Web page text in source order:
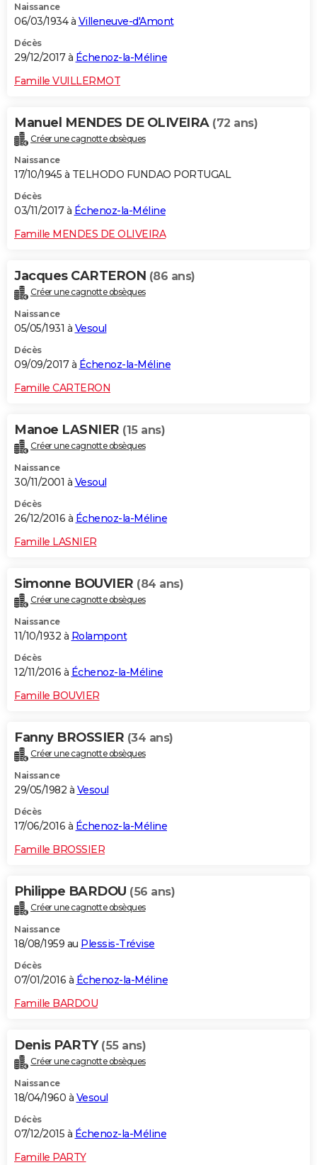
Naissance
06/03/1934 à Villeneuve-d'Amont
Décès
29/12/2017 à Échenoz-la-Méline
Famille VUILLERMOT
Manuel MENDES DE OLIVEIRA (72 ans)
Créer une cagnotte obsèques
Naissance
17/10/1945 à TELHODO FUNDAO PORTUGAL
Décès
03/11/2017 à Échenoz-la-Méline
Famille MENDES DE OLIVEIRA
Jacques CARTERON (86 ans)
Créer une cagnotte obsèques
Naissance
05/05/1931 à Vesoul
Décès
09/09/2017 à Échenoz-la-Méline
Famille CARTERON
Manoe LASNIER (15 ans)
Créer une cagnotte obsèques
Naissance
30/11/2001 à Vesoul
Décès
26/12/2016 à Échenoz-la-Méline
Famille LASNIER
Simonne BOUVIER (84 ans)
Créer une cagnotte obsèques
Naissance
11/10/1932 à Rolampont
Décès
12/11/2016 à Échenoz-la-Méline
Famille BOUVIER
Fanny BROSSIER (34 ans)
Créer une cagnotte obsèques
Naissance
29/05/1982 à Vesoul
Décès
17/06/2016 à Échenoz-la-Méline
Famille BROSSIER
Philippe BARDOU (56 ans)
Créer une cagnotte obsèques
Naissance
18/08/1959 au Plessis-Trévise
Décès
07/01/2016 à Échenoz-la-Méline
Famille BARDOU
Denis PARTY (55 ans)
Créer une cagnotte obsèques
Naissance
18/04/1960 à Vesoul
Décès
07/12/2015 à Échenoz-la-Méline
Famille PARTY